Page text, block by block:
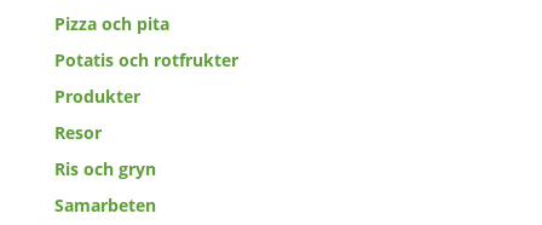
Pizza och pita
Potatis och rotfrukter
Produkter
Resor
Ris och gryn
Samarbeten